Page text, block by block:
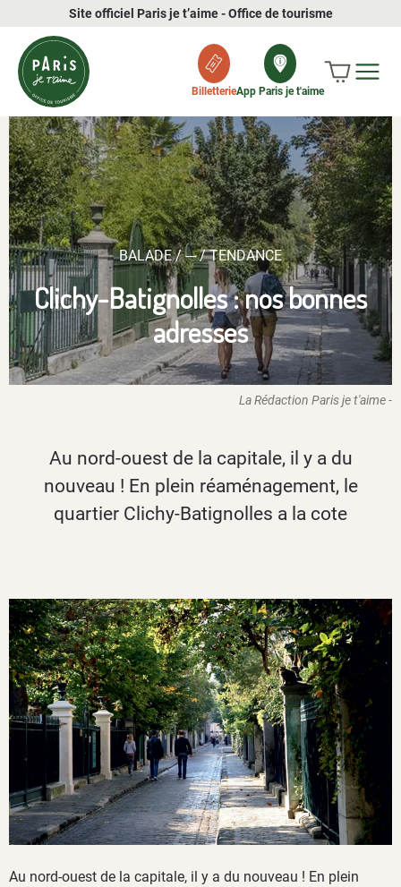
Site officiel Paris je t’aime - Office de tourisme
BilletterieApp Paris je t'aime
BALADE / --- / TENDANCE
Clichy-Batignolles : nos bonnes
adresses
La Rédaction Paris je t'aime -
Au nord-ouest de la capitale, il y a du
nouveau ! En plein réaménagement, le
quartier Clichy-Batignolles a la cote
Au nord-ouest de la capitale, il y a du nouveau ! En plein